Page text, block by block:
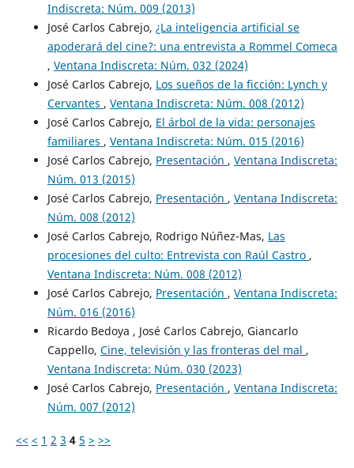
Indiscreta: Núm. 009 (2013)
José Carlos Cabrejo, ¿La inteligencia artificial se
apoderará del cine?: una entrevista a Rommel Comeca
, Ventana Indiscreta: Núm. 032 (2024)
José Carlos Cabrejo, Los sueños de la ficción: Lynch y
Cervantes , Ventana Indiscreta: Núm. 008 (2012)
José Carlos Cabrejo, El árbol de la vida: personajes
familiares , Ventana Indiscreta: Núm. 015 (2016)
José Carlos Cabrejo, Presentación , Ventana Indiscreta:
Núm. 013 (2015)
José Carlos Cabrejo, Presentación , Ventana Indiscreta:
Núm. 008 (2012)
José Carlos Cabrejo, Rodrigo Núñez-Mas, Las
procesiones del culto: Entrevista con Raúl Castro ,
Ventana Indiscreta: Núm. 008 (2012)
José Carlos Cabrejo, Presentación , Ventana Indiscreta:
Núm. 016 (2016)
Ricardo Bedoya , José Carlos Cabrejo, Giancarlo
Cappello, Cine, televisión y las fronteras del mal ,
Ventana Indiscreta: Núm. 030 (2023)
José Carlos Cabrejo, Presentación , Ventana Indiscreta:
Núm. 007 (2012)
<< < 1 2 3 4 5 > >>